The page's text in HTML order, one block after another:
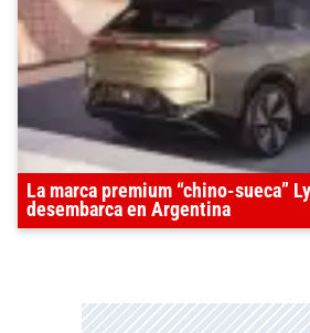
La marca premium “chino-sueca”
desembarca en Argentina